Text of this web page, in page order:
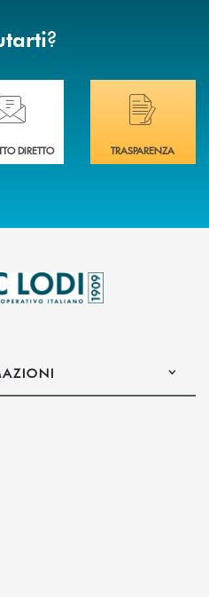
?
di assistenza immediata?
DIRETTO
Hai bisogno di
TRASPARENZA